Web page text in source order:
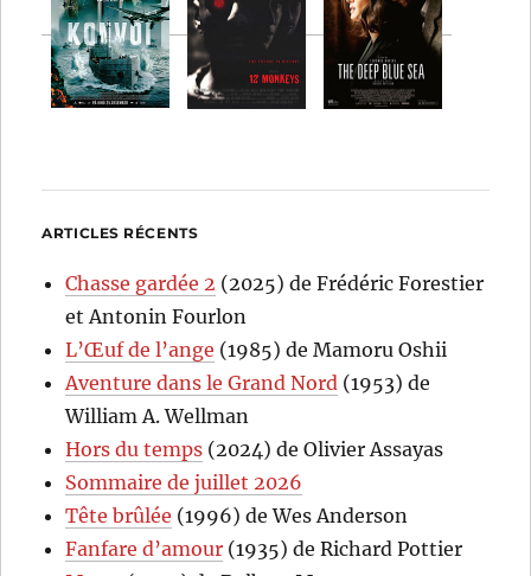
ARTICLES RÉCENTS
Chasse gardée 2 (2025) de Frédéric Forestier
et Antonin Fourlon
L’Œuf de l’ange (1985) de Mamoru Oshii
Aventure dans le Grand Nord (1953) de
William A. Wellman
Hors du temps (2024) de Olivier Assayas
Sommaire de juillet 2026
Tête brûlée (1996) de Wes Anderson
Fanfare d’amour (1935) de Richard Pottier